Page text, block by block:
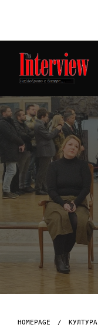
Интервју
HOMEPAGE
КУЛТУРА